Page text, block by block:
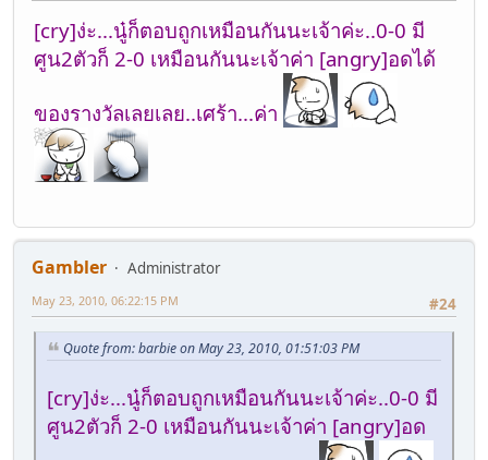
[cry]ง่ะ...นู๋ก็ตอบถูกเหมือนกันนะเจ้าค่ะ..0-0 มี
ศูน2ตัวก็ 2-0 เหมือนกันนะเจ้าค่า [angry]อดได้
ของรางวัลเลยเลย..เศร้า...ค่า
Gambler
Administrator
#24
May 23, 2010, 06:22:15 PM
Quote from: barbie on May 23, 2010, 01:51:03 PM
[cry]ง่ะ...นู๋ก็ตอบถูกเหมือนกันนะเจ้าค่ะ..0-0 มี
ศูน2ตัวก็ 2-0 เหมือนกันนะเจ้าค่า [angry]อด